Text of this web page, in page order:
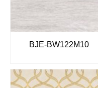
BJE-BW122M10